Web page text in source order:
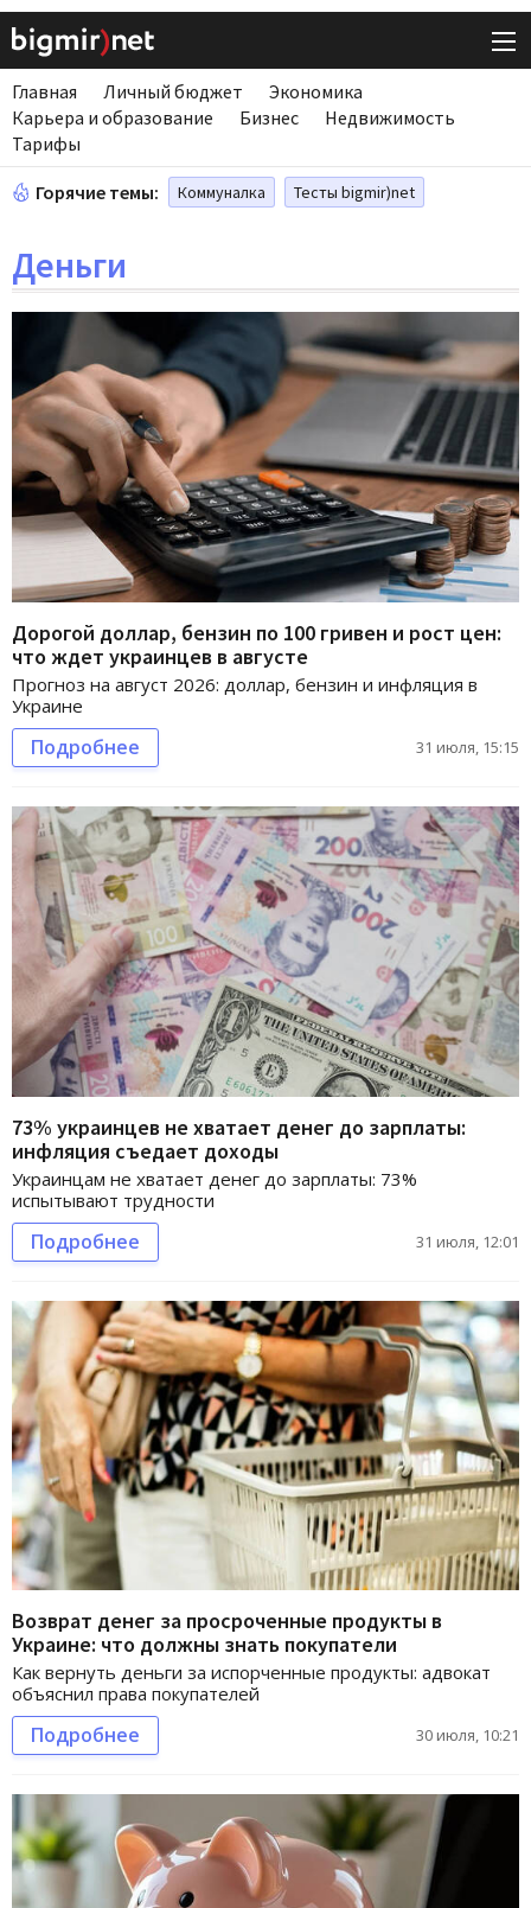
Главная Личный бюджет
Экономика
Карьера и образование
Бизнес
Недвижимость
Тарифы
Горячие темы: Коммуналка Тесты bigmir)net
Деньги
Дорогой доллар, бензин по 100 гривен и рост цен:
что ждет украинцев в августе
Прогноз на август 2026: доллар, бензин и инфляция в
Украине
Подробнее 31 июля, 15:15
73% украинцев не хватает денег до зарплаты:
инфляция съедает доходы
Украинцам не хватает денег до зарплаты: 73%
испытывают трудности
Подробнее 31 июля, 12:01
Возврат денег за просроченные продукты в
Украине: что должны знать покупатели
Как вернуть деньги за испорченные продукты: адвокат
объяснил права покупателей
Подробнее 30 июля, 10:21